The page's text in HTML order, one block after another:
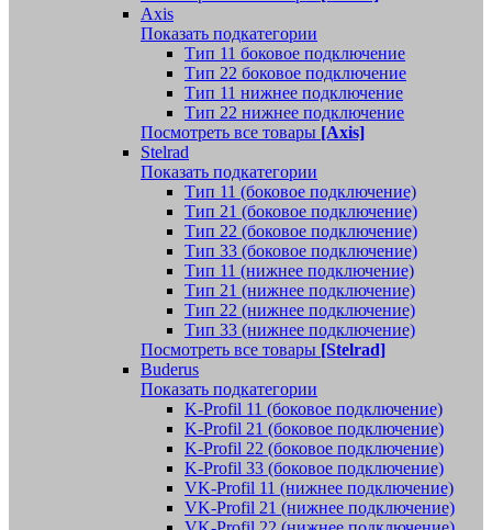
Axis
Показать подкатегории
Тип 11 боковое подключение
Тип 22 боковое подключение
Тип 11 нижнее подключение
Тип 22 нижнее подключение
Посмотреть все товары [Axis]
Stelrad
Показать подкатегории
Tип 11 (боковое подключение)
Тип 21 (боковое подключение)
Тип 22 (боковое подключение)
Тип 33 (боковое подключение)
Тип 11 (нижнее подключение)
Тип 21 (нижнее подключение)
Тип 22 (нижнее подключение)
Тип 33 (нижнее подключение)
Посмотреть все товары [Stelrad]
Buderus
Показать подкатегории
K-Profil 11 (боковое подключение)
K-Profil 21 (боковое подключение)
K-Profil 22 (боковое подключение)
K-Profil 33 (боковое подключение)
VK-Profil 11 (нижнее подключение)
VK-Profil 21 (нижнее подключение)